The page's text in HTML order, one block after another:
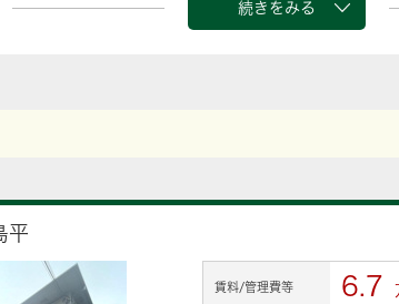
続きをみる
平
賃料/管理費等 6.7